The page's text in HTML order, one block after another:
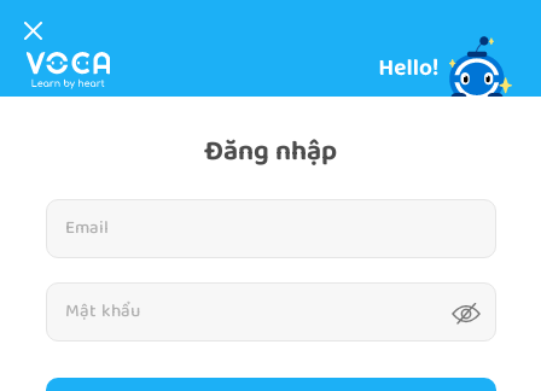
Đăng nhập